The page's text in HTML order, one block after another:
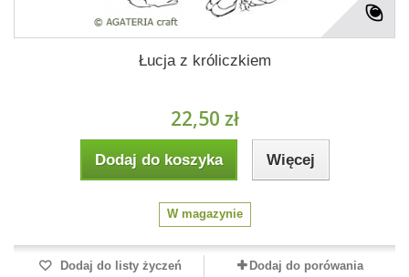
Łucja z króliczkiem
22,50 zł
Dodaj do koszyka Więcej
W magazynie
Dodaj do listy życzeń Dodaj do porówania